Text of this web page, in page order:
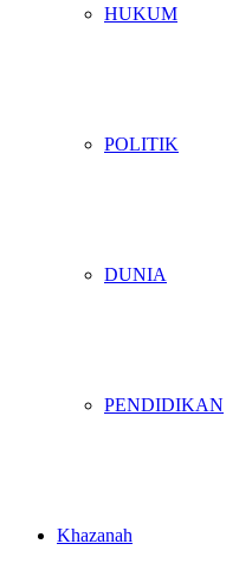
HUKUM
POLITIK
DUNIA
PENDIDIKAN
Khazanah